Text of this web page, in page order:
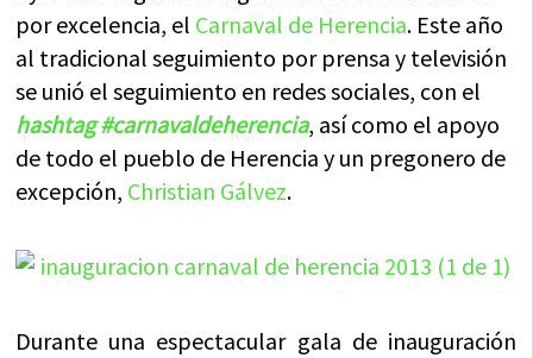
por excelencia, el Carnaval de Herencia. Este año
al tradicional seguimiento por prensa y televisión
se unió el seguimiento en redes sociales, con el
hashtag#carnavaldeherencia, así como el apoyo
de todo el pueblo de Herencia y un pregonero de
excepción, Christian Gálvez.
Durante una espectacular gala de inauguración